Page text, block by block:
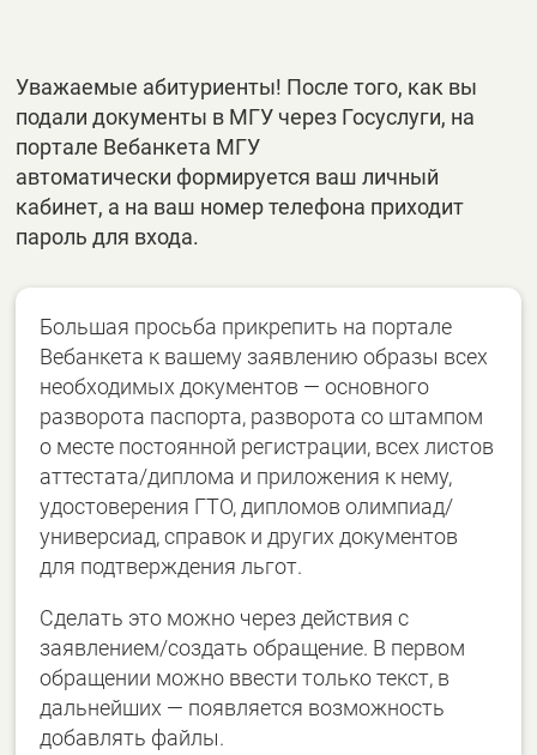
Уважаемые абитуриенты! После того, как вы
подали документы в МГУ через Госуслуги, на
портале Вебанкета МГУ
автоматически формируется ваш личный
кабинет, а на ваш номер телефона приходит
пароль для входа.
Большая просьба прикрепить на портале
Вебанкета к вашему заявлению образы всех
необходимых документов — основного
разворота паспорта, разворота со штампом
о месте постоянной регистрации, всех листов
аттестата/диплома и приложения к нему,
удостоверения ГТО, дипломов олимпиад/
универсиад, справок и других документов
для подтверждения льгот.
Сделать это можно через действия с
заявлением/создать обращение. В первом
обращении можно ввести только текст, в
дальнейших — появляется возможность
добавлять файлы.